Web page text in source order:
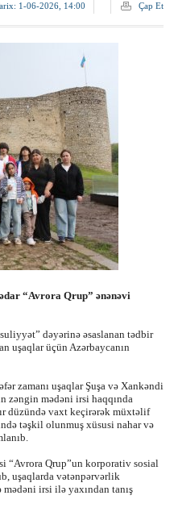
1-06-2026, 14:00 Çap Et
“Avrora Qrup” ənənəvi
dəyərinə əsaslanan tədbir
uşaqlar üçün Azərbaycanın
zamanı uşaqlar Şuşa və Xankəndi
zəngin mədəni irsi haqqında
düzündə vaxt keçirərək müxtəlif
təşkil olunmuş xüsusi nahar və
“Avrora Qrup”un korporativ sosial
uşaqlarda vətənpərvərlik
irsi ilə yaxından tanış